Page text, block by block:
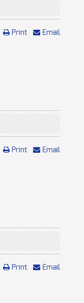
Print Email
Print Email
Print Email